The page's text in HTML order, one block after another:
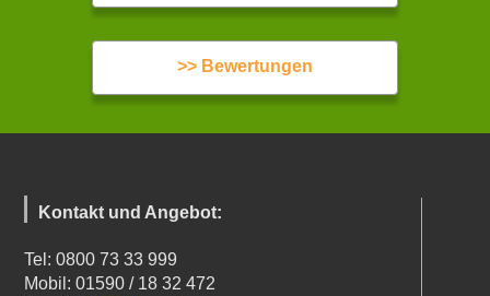
>> Bewertungen
Kontakt und Angebot:
Tel: 0800 73 33 999
Mobil: 01590 / 18 32 472